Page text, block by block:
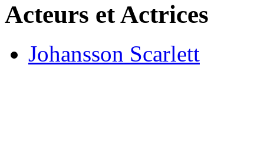
Acteurs et Actrices
Johansson Scarlett